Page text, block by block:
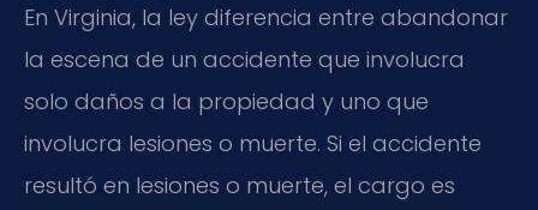
En Virginia, la ley diferencia entre abandonar
la escena de un accidente que involucra
solo daños a la propiedad y uno que
involucra lesiones o muerte. Si el accidente
resultó en lesiones o muerte, el cargo es